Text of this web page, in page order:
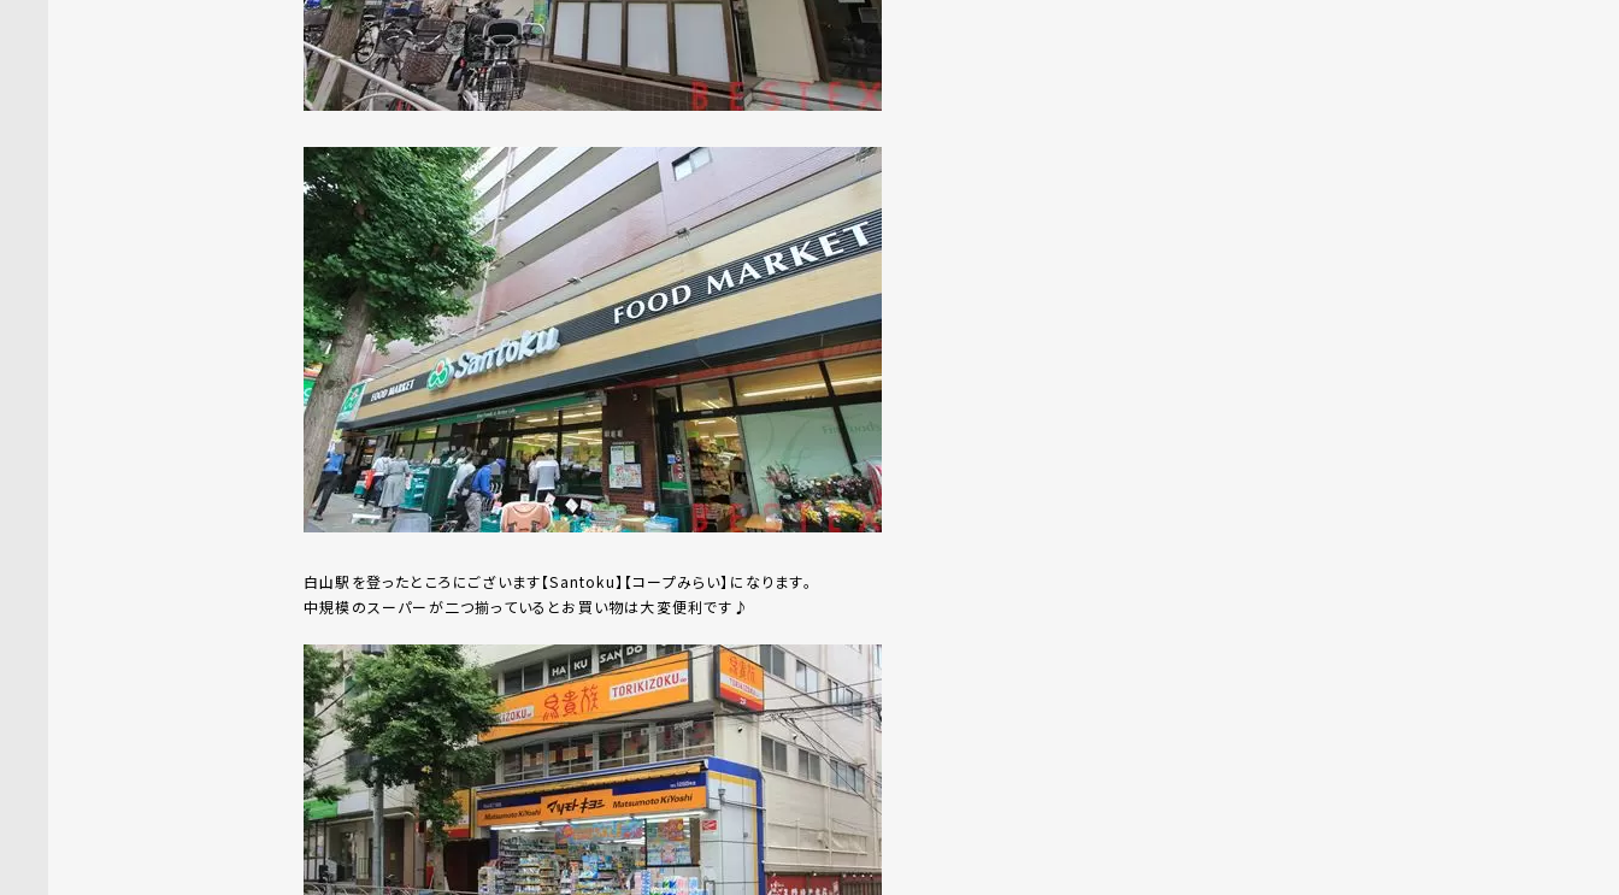
白山駅を登ったところにございます【Santoku】【コープみらい】になります。
中規模のスーパーが二つ揃っているとお買い物は大変便利です♪